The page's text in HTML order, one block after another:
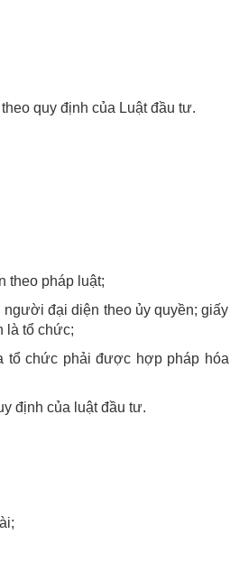
quy định của Luật đầu tư.
theo pháp luật;
đại diện theo ủy quyền; giấy
là tổ chức;
tổ chức phải được hợp pháp hóa
định của luật đầu tư.